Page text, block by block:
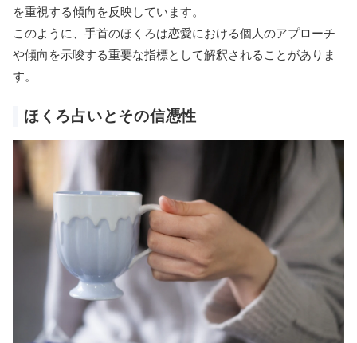
を重視する傾向を反映しています。
このように、手首のほくろは恋愛における個人のアプローチ
や傾向を示唆する重要な指標として解釈されることがありま
す。
ほくろ占いとその信憑性